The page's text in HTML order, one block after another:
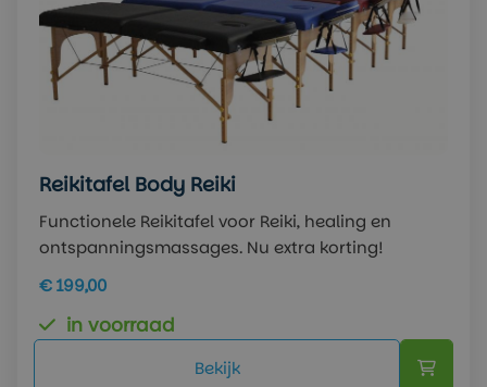
Reikitafel Body Reiki
Functionele Reikitafel voor Reiki, healing en
ontspanningsmassages. Nu extra korting!
€ 199,00
in voorraad
Bekijk